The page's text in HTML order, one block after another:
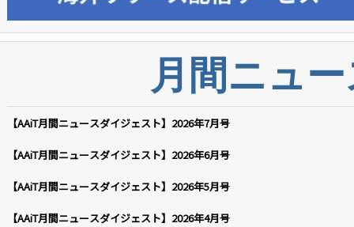
月間ニュ
【AAiT月間ニュースダイジェスト】2026年7月号
【AAiT月間ニュースダイジェスト】2026年6月号
【AAiT月間ニュースダイジェスト】2026年5月号
【AAiT月間ニュースダイジェスト】2026年4月号